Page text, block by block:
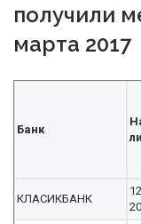
получили
марта 2017
Банк
КЛАСИКБАНК